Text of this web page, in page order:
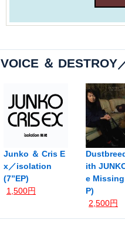
VOICE ＆
Junko ＆ Cris E
x／isolation
(7”EP)
1,500円
ith
e
P)
2,500円